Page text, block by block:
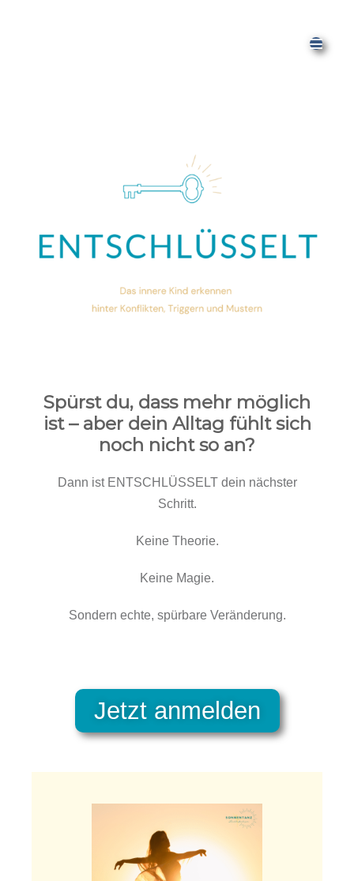
Spürst du, dass mehr möglich
ist – aber dein Alltag fühlt sich
noch nicht so an?
Dann ist ENTSCHLÜSSELT dein nächster
Schritt.
Keine Theorie.
Keine Magie.
Sondern echte, spürbare Veränderung.
Jetzt anmelden